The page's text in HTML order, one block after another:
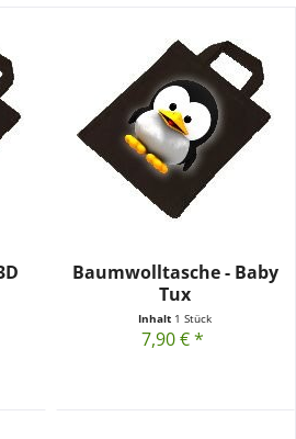
Baumwolltasche - Baby
Tux
Inhalt 1 Stück
7,90 € *